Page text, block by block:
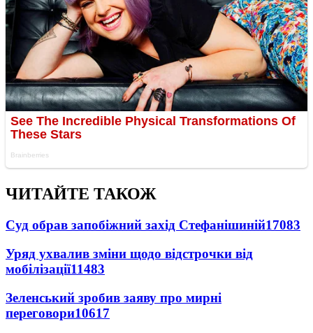
ЧИТАЙТЕ ТАКОЖ
Суд обрав запобіжний захід Стефанішиній17083
Уряд ухвалив зміни щодо відстрочки від
мобілізації11483
Зеленський зробив заяву про мирні
переговори10617